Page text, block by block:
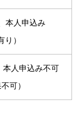
本人申込み
）
人申込み不可
可）